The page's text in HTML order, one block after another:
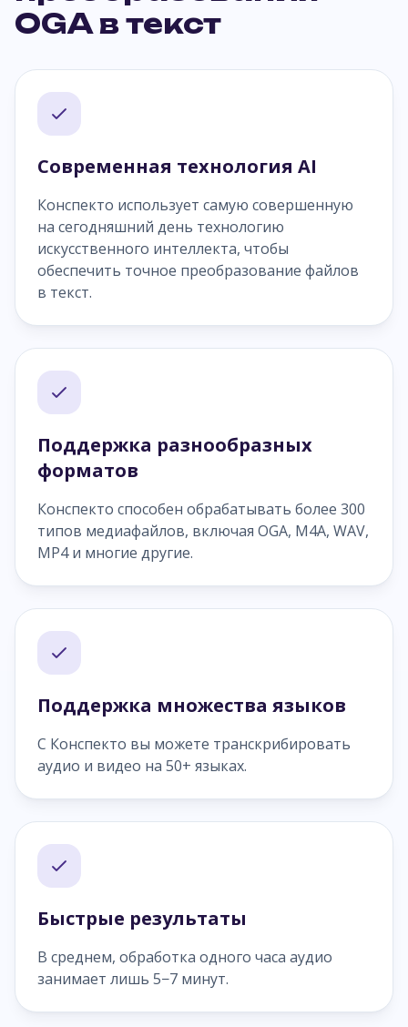
OGA в текст
Современная технология AI
Конспекто использует самую совершенную
на сегодняшний день технологию
искусственного интеллекта, чтобы
обеспечить точное преобразование файлов
в текст.
Поддержка разнообразных
форматов
Конспекто способен обрабатывать более 300
типов медиафайлов, включая OGA, M4A, WAV,
MP4 и многие другие.
Поддержка множества языков
С Конспекто вы можете транскрибировать
аудио и видео на 50+ языках.
Быстрые результаты
В среднем, обработка одного часа аудио
занимает лишь 5−7 минут.